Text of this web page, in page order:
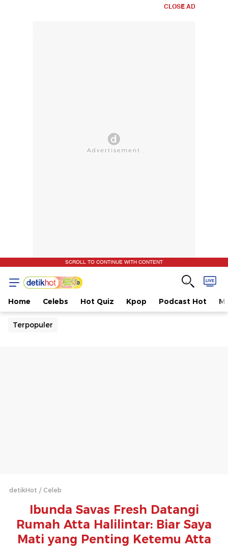
CLOSE AD
SCROLL TO CONTINUE WITH CONTENT
Home Celebs Hot Quiz Kpop Podcast Hot
Terpopuler
detikHot Celeb
Ibunda Savas Fresh Datangi
Rumah Atta Halilintar: Biar Saya
Mati yang Penting Ketemu Atta